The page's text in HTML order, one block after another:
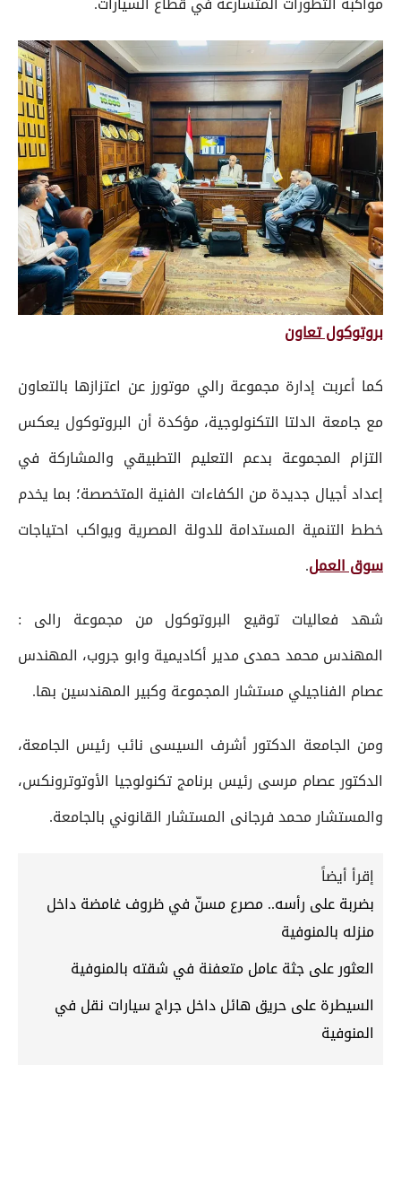
بروتوكول تعاون
كما أعربت إدارة مجموعة رالي موتورز عن اعتزازها بالتعاون
مع جامعة الدلتا التكنولوجية، مؤكدة أن البروتوكول يعكس
التزام المجموعة بدعم التعليم التطبيقي والمشاركة في
إعداد أجيال جديدة من الكفاءات الفنية المتخصصة؛ بما يخدم
خطط التنمية المستدامة للدولة المصرية ويواكب احتياجات
سوق العمل.
شهد فعاليات توقيع البروتوكول من مجموعة رالى :
المهندس محمد حمدى مدير أكاديمية وابو جروب، المهندس
عصام الفناجيلي مستشار المجموعة وكبير المهندسين بها.
ومن الجامعة الدكتور أشرف السيسى نائب رئيس الجامعة،
الدكتور عصام مرسى رئيس برنامج تكنولوجيا الأوتوترونكس،
والمستشار محمد فرجانى المستشار القانوني بالجامعة.
إقرأ أيضاً
بضربة على رأسه.. مصرع مسنّ في ظروف غامضة داخل
منزله بالمنوفية
العثور على جثة عامل متعفنة في شقته بالمنوفية
السيطرة على حريق هائل داخل جراج سيارات نقل في
المنوفية